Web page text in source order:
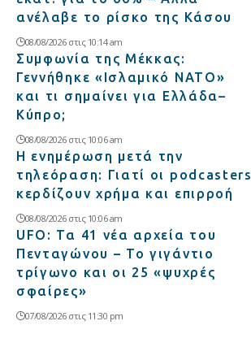
ανέλαβε το ρίσκο της Κάσου
08/08/2026 στις 10:14 am
Συμφωνία της Μέκκας:
Γεννήθηκε «Ισλαμικό ΝΑΤΟ»
και τι σημαίνει για Ελλάδα–
Κύπρο;
08/08/2026 στις 10:06 am
Η ενημέρωση μετά την
τηλεόραση: Γιατί οι podcasters
κερδίζουν χρήμα και επιρροή
08/08/2026 στις 10:06 am
UFO: Τα 41 νέα αρχεία του
Πενταγώνου – Το γιγάντιο
τρίγωνο και οι 25 «ψυχρές
σφαίρες»
07/08/2026 στις 11:30 pm